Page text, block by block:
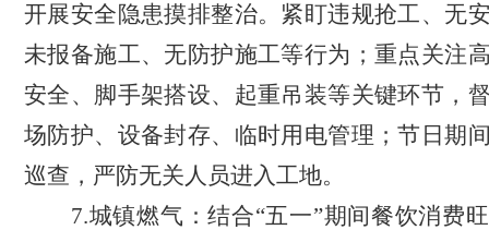
开展安全隐患摸排整治。紧盯违规抢工、无
未报备施工、无防护施工等行为；重点关注
安全、脚手架搭设、起重吊装等关键环节，
场防护、设备封存、临时用电管理；节日期
巡查，严防无关人员进入工地。
7.城镇燃气：结合“五一”期间餐饮消费